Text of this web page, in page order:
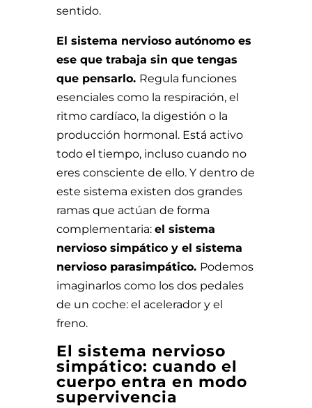
sentido.
El sistema nervioso autónomo es
ese que trabaja sin que tengas
que pensarlo. Regula funciones
esenciales como la respiración, el
ritmo cardíaco, la digestión o la
producción hormonal. Está activo
todo el tiempo, incluso cuando no
eres consciente de ello. Y dentro de
este sistema existen dos grandes
ramas que actúan de forma
complementaria: el sistema
nervioso simpático y el sistema
nervioso parasimpático. Podemos
imaginarlos como los dos pedales
de un coche: el acelerador y el
freno.
El sistema nervioso
simpático: cuando el
cuerpo entra en modo
supervivencia